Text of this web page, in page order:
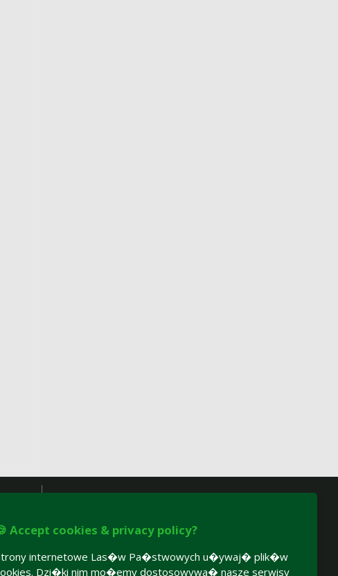
Accept cookies & privacy policy?
internetowe Las�w Pa�stwowych u�ywaj� plik�w
Dzi�ki nim mo�emy dostosowywa� nasze serwisy